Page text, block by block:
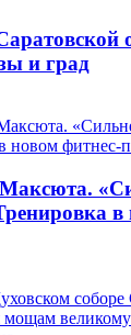
и град